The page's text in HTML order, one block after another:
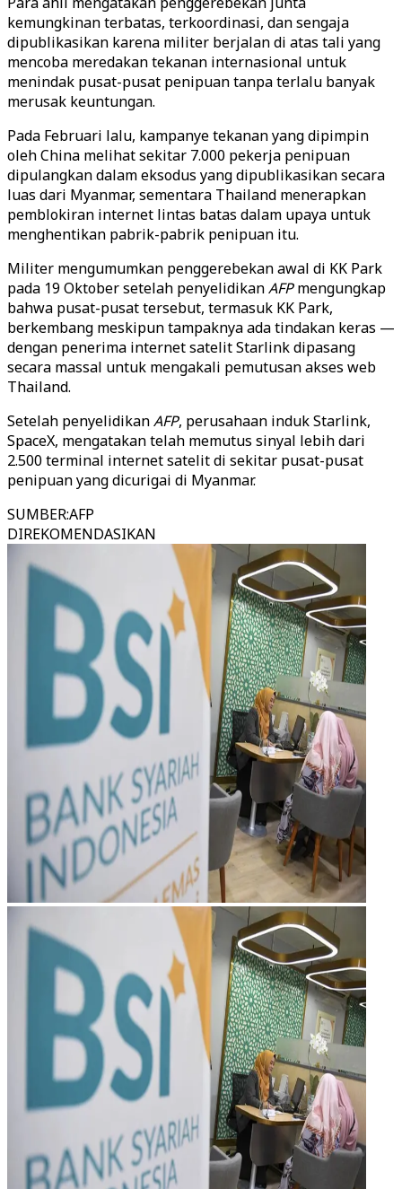
kemungkinan terbatas, terkoordinasi, dan sengaja
dipublikasikan karena militer berjalan di atas tali yang
mencoba meredakan tekanan internasional untuk
menindak pusat-pusat penipuan tanpa terlalu banyak
merusak keuntungan.
Pada Februari lalu, kampanye tekanan yang dipimpin
oleh China melihat sekitar 7.000 pekerja penipuan
dipulangkan dalam eksodus yang dipublikasikan secara
luas dari Myanmar, sementara Thailand menerapkan
pemblokiran internet lintas batas dalam upaya untuk
menghentikan pabrik-pabrik penipuan itu.
Militer mengumumkan penggerebekan awal di KK Park
pada 19 Oktober setelah penyelidikanAFPmengungkap
bahwa pusat-pusat tersebut, termasuk KK Park,
berkembang meskipun tampaknya ada tindakan keras —
dengan penerima internet satelit Starlink dipasang
secara massal untuk mengakali pemutusan akses web
Thailand.
Setelah penyelidikanAFP, perusahaan induk Starlink,
SpaceX, mengatakan telah memutus sinyal lebih dari
2.500 terminal internet satelit di sekitar pusat-pusat
penipuan yang dicurigai di Myanmar.
SUMBER:AFP
DIREKOMENDASIKAN